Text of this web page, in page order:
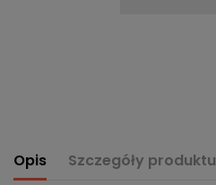
Opis Szczegóły produktu